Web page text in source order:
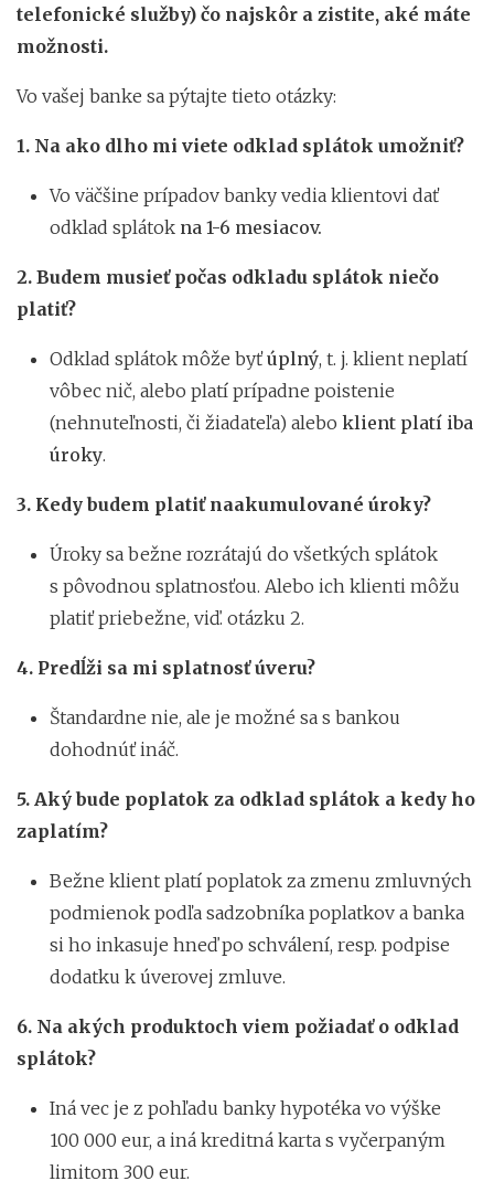
telefonické služby) čo najskôr a zistite, aké máte
možnosti.
Vo vašej banke sa pýtajte tieto otázky:
1. Na ako dlho mi viete odklad splátok umožniť?
Vo väčšine prípadov banky vedia klientovi dať
odklad splátok na 1-6 mesiacov.
2. Budem musieť počas odkladu splátok niečo
platiť?
Odklad splátok môže byťúplný, t. j. klient neplatí
vôbec nič, alebo platí prípadne poistenie
(nehnuteľnosti, či žiadateľa) alebo klient platí iba
úroky.
3. Kedy budem platiť naakumulované úroky?
Úroky sa bežne rozrátajú do všetkých splátok
s pôvodnou splatnosťou. Alebo ich klienti môžu
platiť priebežne, viď. otázku 2.
4. Predĺži sa mi splatnosť úveru?
Štandardne nie, ale je možné sa s bankou
dohodnúť ináč.
5. Aký bude poplatok za odklad splátok a kedy ho
zaplatím?
Bežne klient platí poplatok za zmenu zmluvných
podmienok podľa sadzobníka poplatkov a banka
si ho inkasuje hneď po schválení, resp. podpise
dodatku k úverovej zmluve.
6. Na akých produktoch viem požiadať o odklad
splátok?
Iná vec je z pohľadu banky hypotéka vo výške
100 000 eur, a iná kreditná karta s vyčerpaným
limitom 300 eur.